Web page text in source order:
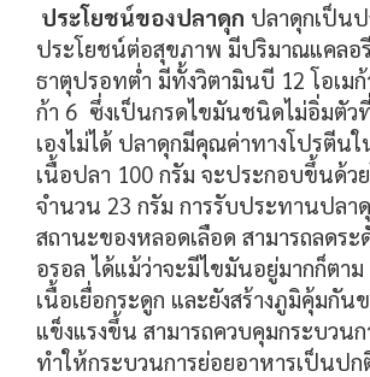
ประโยชน์ของปลาดุก ปลาดุกเป็น
ประโยชน์ต่อสุขภาพ มีปริมาณแคลอ
ธาตุปรอทต่ำ มีทั้งวิตามินบี 12 โอเมก้
ก้า 6 ซึ่งเป็นกรดไขมันชนิดไม่อิ่มตัวที่
เองไม่ได้ ปลาดุกมีคุณค่าทางโปรตีน
เนื้อปลา 100 กรัม จะประกอบขึ้นด้ว
จำนวน 23 กรัม การรับประทานปลา
สถานะของหลอดเลือด สามารถลดระ
อรอล ได้แม้ว่าจะมีไขมันอยู่มากก็ตาม
เนื้อเยื่อกระดูก และยังสร้างภูมิคุ้มกัน
แข็งแรงขึ้น สามารถควบคุมกระบวนก
ทำให้กระบวนการย่อยอาหารเป็นปก